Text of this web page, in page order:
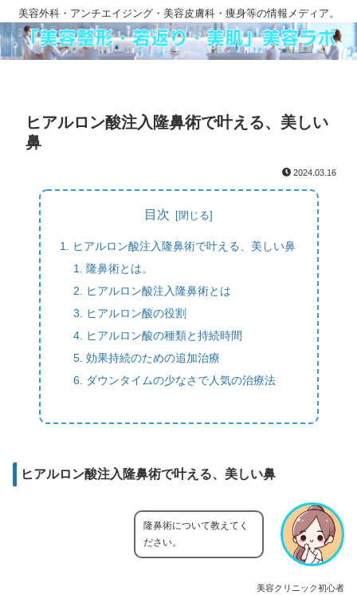
美容外科・アンチエイジング・美容皮膚科・痩身等の情報メディア。
ヒアルロン酸注入隆鼻術で叶える、美しい
鼻
2024.03.16
目次
ヒアルロン酸注入隆鼻術で叶える、美しい鼻
隆鼻術とは。
ヒアルロン酸注入隆鼻術とは
ヒアルロン酸の役割
ヒアルロン酸の種類と持続時間
効果持続のための追加治療
ダウンタイムの少なさで人気の治療法
ヒアルロン酸注入隆鼻術で叶える、美しい鼻
美容クリニック初心者
隆鼻術について教えてく
ださい。